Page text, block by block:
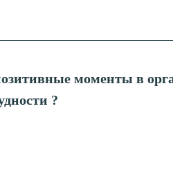
моменты в
?